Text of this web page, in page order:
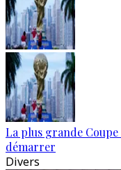
La plus grande
démarrer
Divers